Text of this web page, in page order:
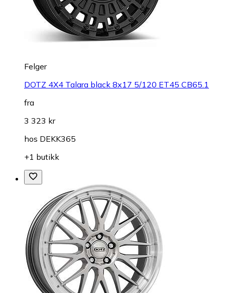
Felger
DOTZ 4X4 Talara black 8x17 5/120 ET45 CB65.1
fra
3 323 kr
hos DEKK365
+1 butikk